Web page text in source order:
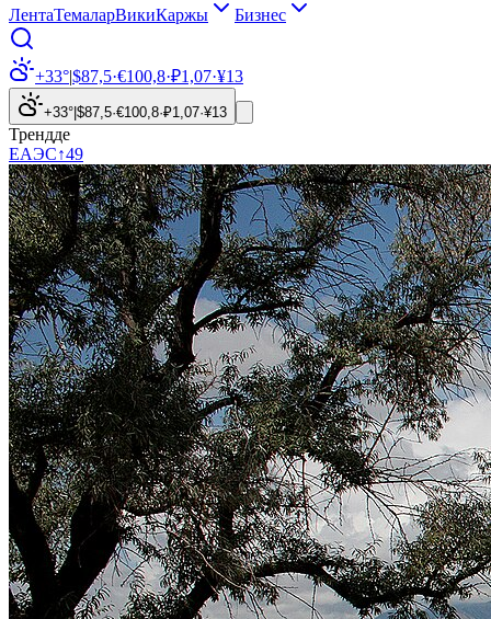
ЛентаТемаларВикиКаржы Бизнес
+33°|$87,5·€100,8·₽1,07·¥13
+33° $87,5·€100,8·₽1,07·¥13
Трендде
ЕАЭС↑49